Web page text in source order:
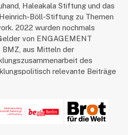
Haleakala Stiftung und das
Böll-Stiftung zu Themen
2022 wurden nochmals
von ENGAGEMENT
aus Mitteln der
des
relevante Beiträge